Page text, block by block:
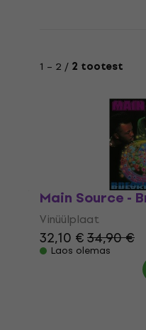
1 – 2 / 2 tootest
Main Source -
Vinüülplaat
32,10 €34,90 €
Laos olemas